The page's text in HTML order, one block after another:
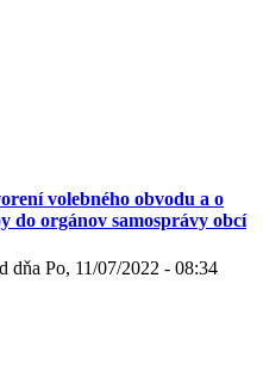
volebného obvodu a o
do orgánov samosprávy obcí
dňa Po, 11/07/2022 - 08:34